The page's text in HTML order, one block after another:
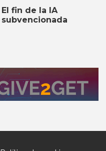
El fin de la IA
subvencionada